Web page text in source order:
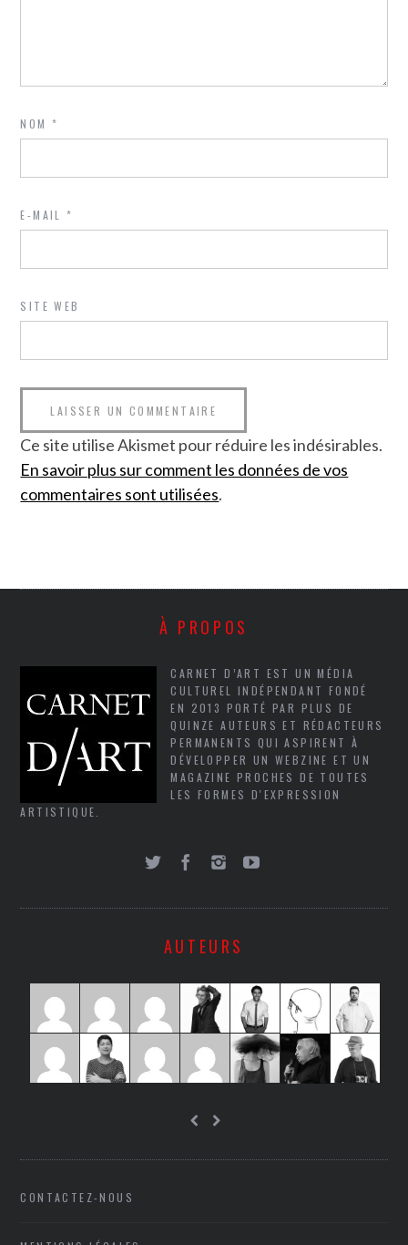
NOM*
E-MAIL*
SITE WEB
Ce site utilise Akismet pour réduire les indésirables.
En savoir plus sur comment les données de vos
commentaires sont utilisées.
À PROPOS
CARNET D’ART EST UN MÉDIA
CULTUREL INDÉPENDANT FONDÉ
EN 2013 PORTÉ PAR PLUS DE
QUINZE AUTEURS ET RÉDACTEURS
PERMANENTS QUI ASPIRENT À
DÉVELOPPER UN WEBZINE ET UN
MAGAZINE PROCHES DE TOUTES
LES FORMES D'EXPRESSION
ARTISTIQUE.
AUTEURS
CONTACTEZ-NOUS